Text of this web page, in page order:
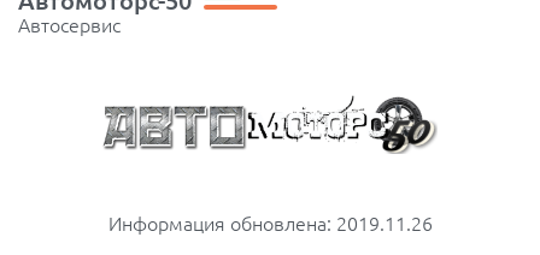
Автосервис
Информация обновлена: 2019.11.26